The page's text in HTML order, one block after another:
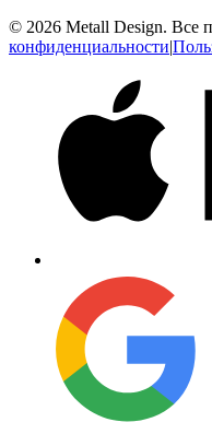
© 2026 Metall Design. Все
конфиденциальности|